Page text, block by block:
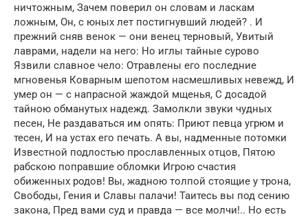
ничтожным, Зачем поверил он словам и ласкам
ложным, Он, с юных лет постигнувший людей? . И
прежний сняв венок — они венец терновый, Увитый
лаврами, надели на него: Но иглы тайные сурово
Язвили славное чело: Отравлены его последние
мгновенья Коварным шепотом насмешливых невежд, И
умер он — с напрасной жаждой мщенья, С досадой
тайною обманутых надежд. Замолкли звуки чудных
песен, Не раздаваться им опять: Приют певца угрюм и
тесен, И на устах его печать. А вы, надменные потомки
Известной подлостью прославленных отцов, Пятою
рабскою поправшие обломки Игрою счастия
обиженных родов! Вы, жадною толпой стоящие у трона,
Свободы, Гения и Славы палачи! Таитесь вы под сению
закона, Пред вами суд и правда — все молчи!.. Но есть